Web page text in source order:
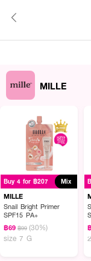
MILLE
Buy 4 for ฿207 Mix
MILLE
Snail Bright Primer
SPF15 PA+
฿69 ฿99 (30%)
size 7 G